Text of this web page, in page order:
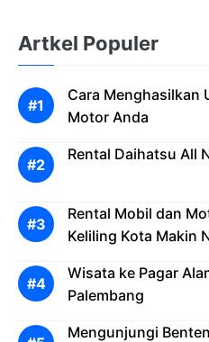
Artkel Populer
Cara Menghasilkan
Motor Anda
Rental Daihatsu All
Rental Mobil dan
Keliling Kota Makin
Wisata ke Pagar
Palembang
Mengunjungi